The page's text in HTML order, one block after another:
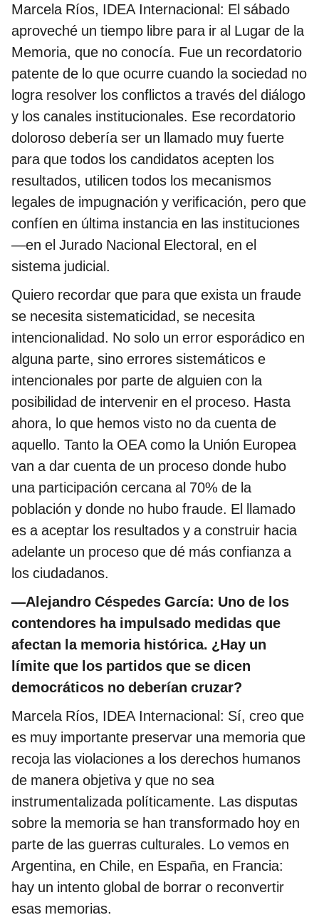
Marcela Ríos, IDEA Internacional: El sábado
aproveché un tiempo libre para ir al Lugar de la
Memoria, que no conocía. Fue un recordatorio
patente de lo que ocurre cuando la sociedad no
logra resolver los conflictos a través del diálogo
y los canales institucionales. Ese recordatorio
doloroso debería ser un llamado muy fuerte
para que todos los candidatos acepten los
resultados, utilicen todos los mecanismos
legales de impugnación y verificación, pero que
confíen en última instancia en las instituciones
—en el Jurado Nacional Electoral, en el
sistema judicial.
Quiero recordar que para que exista un fraude
se necesita sistematicidad, se necesita
intencionalidad. No solo un error esporádico en
alguna parte, sino errores sistemáticos e
intencionales por parte de alguien con la
posibilidad de intervenir en el proceso. Hasta
ahora, lo que hemos visto no da cuenta de
aquello. Tanto la OEA como la Unión Europea
van a dar cuenta de un proceso donde hubo
una participación cercana al 70% de la
población y donde no hubo fraude. El llamado
es a aceptar los resultados y a construir hacia
adelante un proceso que dé más confianza a
los ciudadanos.
—Alejandro Céspedes García: Uno de los
contendores ha impulsado medidas que
afectan la memoria histórica. ¿Hay un
límite que los partidos que se dicen
democráticos no deberían cruzar?
Marcela Ríos, IDEA Internacional: Sí, creo que
es muy importante preservar una memoria que
recoja las violaciones a los derechos humanos
de manera objetiva y que no sea
instrumentalizada políticamente. Las disputas
sobre la memoria se han transformado hoy en
parte de las guerras culturales. Lo vemos en
Argentina, en Chile, en España, en Francia:
hay un intento global de borrar o reconvertir
esas memorias.